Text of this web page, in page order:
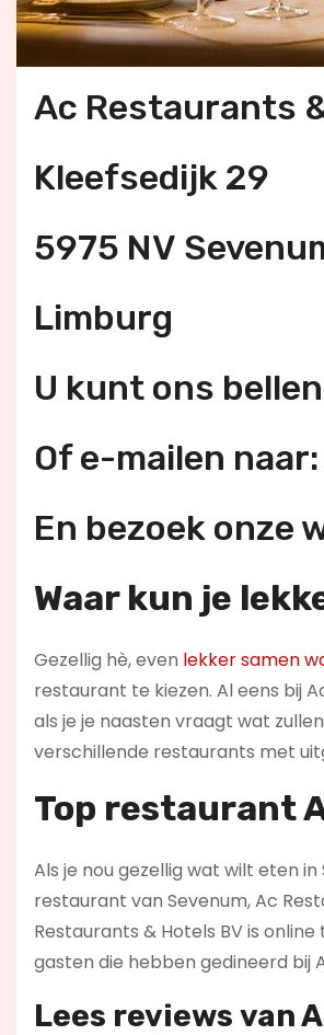
Ac Restaurants
Kleefsedijk 29
5975 NV
Limburg
U kunt ons
Of e-mailen naar:
En bezoek onze
Waar kun je
Gezellig hè, even lekker samen
restaurant te kiezen. Al eens bij
als je je naasten vraagt wat
verschillende restaurants met
Top restaurant
Als je nou gezellig wat wilt eten
restaurant van Sevenum, Ac
Restaurants & Hotels BV is
gasten die hebben gedineerd bij
Lees reviews van